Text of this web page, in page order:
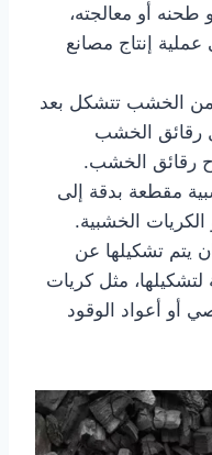
أو معالجته،
عملية إنتاج مصانع
الخشب تتشكل بعد
رقائق الخشب
رقائق الخشب.
مقطعة بدقة إلى
الخشبية.
يتم تشكيلها عن
مثل كريات
أو أعواد الوقود